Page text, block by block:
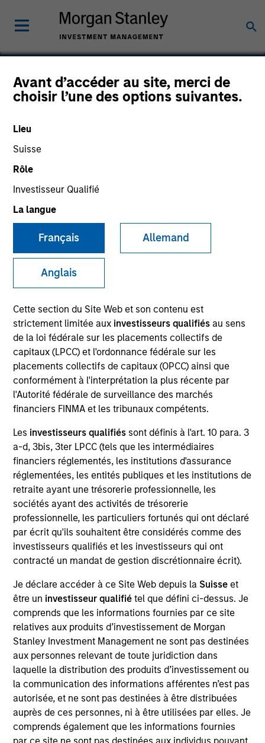
Avant d’accéder au site, merci de
choisir l’une des options suivantes.
Lieu
Suisse
Rôle
Investisseur Qualifié
La langue
Français Allemand
Anglais
Cette section du Site Web et son contenu est
strictement limitée aux investisseurs qualifiésau sens
de la loi fédérale sur les placements collectifs de
capitaux (LPCC) et l'ordonnance fédérale sur les
placements collectifs de capitaux (OPCC) ainsi que
conformément à l'interprétation la plus récente par
l'Autorité fédérale de surveillance des marchés
financiers FINMA et les tribunaux compétents.
Les investisseurs qualifiés sont définis à l'art. 10 para. 3
a-d, 3bis, 3ter LPCC (tels que les intermédiaires
financiers réglementés, les institutions d'assurance
réglementées, les entités publiques et les institutions de
retraite ayant une trésorerie professionnelle, les
sociétés ayant des activités de trésorerie
professionnelle, les particuliers fortunés qui ont déclaré
par écrit qu'ils souhaitent être considérés comme des
investisseurs qualifiés et les investisseurs qui ont
contracté un mandat de gestion discrétionnaire écrit).
Je déclare accéder à ce Site Web depuis la Suisse et
être un investisseur qualifiétel que défini ci-dessus. Je
comprends que les informations fournies par ce site
relatives aux produits d’investissement de Morgan
Stanley Investment Management ne sont pas destinées
aux personnes relevant de toute juridiction dans
laquelle la distribution des produits d’investissement ou
la communication des informations afférentes n’est pas
autorisée, et ne sont pas destinées à être distribuées
auprès de ces personnes, ni à être utilisées par elles. Je
comprends également que les informations fournies
Ross Systems
SECTOR
Technology
United States
Invested on
Nov 1988
Transaction Type
Growth Carve-out
Realization Date
Jan 2003
Develops DEC VAX applications software.
Investment Team
Morgan Stanley Expansion Capital
As of July 25, 2025. The above is provided for informational
and educational purposes only. There is no guarantee that
the investment mentioned resulted in positive performance
(for realized holdings), or will perform well in the future (for
current holdings). The trademarks and service marks above
are the property of their respective owners. The information
on this website has not been authorized, sponsored, or
otherwise approved by such owners. By clicking on any
links shown here, you agree that you are navigating to a
third party site. We are providing these hyperlinks to you
only as a convenience and the inclusion of any hyperlink is
not and does not imply any endorsement, approval,
investigation, verification or monitoring by us of any
information contained in any hyperlinked site. In no event
shall we be responsible for the information contained on
the site or your use of such site.